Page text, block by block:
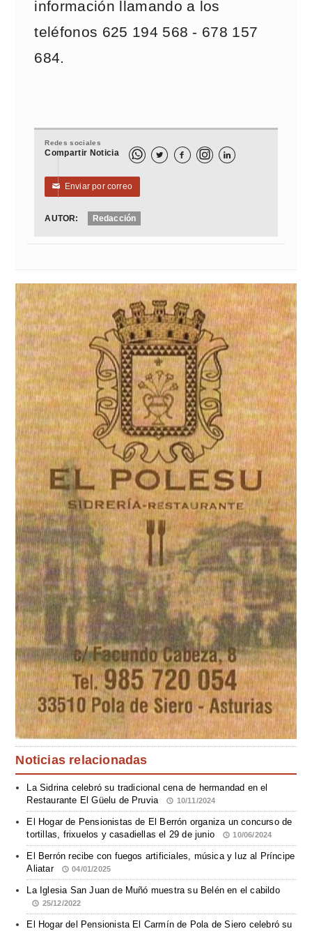
información llamando a los
teléfonos 625 194 568 - 678 157
684.
Redes sociales
Compartir Noticia   
✉ Enviar por correo
AUTOR: Redacción
Noticias relacionadas
La Sidrina celebró su tradicional cena de hermandad en el
Restaurante El Güelu de Pruvia
10/11/2024
El Hogar de Pensionistas de El Berrón organiza un concurso de
tortillas, frixuelos y casadiellas el 29 de junio
10/06/2024
El Berrón recibe con fuegos artificiales, música y luz al Príncipe
Aliatar
04/01/2025
La Iglesia San Juan de Muñó muestra su Belén en el cabildo
25/12/2022
El Hogar del Pensionista El Carmín de Pola de Siero celebró su